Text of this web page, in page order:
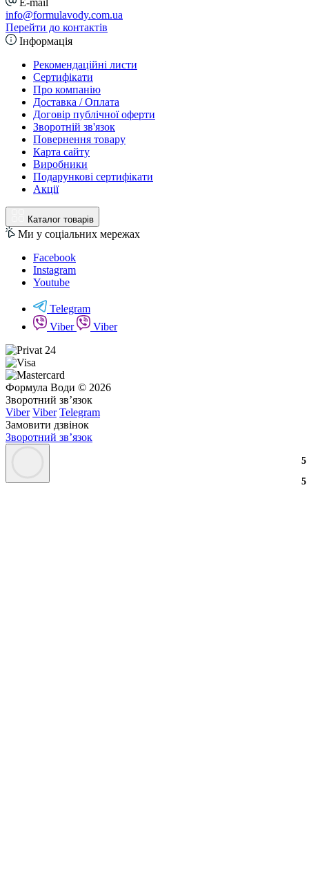
3
3
2
2
3
3
5
5
E-mail
info@formulavody.com.ua
Перейти до контактів
Інформація
Рекомендаційні листи
Сертифікати
Про компанію
Доставка / Оплата
Договір публічної оферти
Зворотній зв'язок
Повернення товару
Карта сайту
Виробники
Подарункові сертифікати
Акції
Каталог товарів
Ми у соціальних мережах
Facebook
Instagram
Youtube
Telegram
Viber
Viber
Формула Води © 2026
Зворотний зв’язок
Viber Viber Telegram
Замовити дзвінок
Зворотний зв’язок